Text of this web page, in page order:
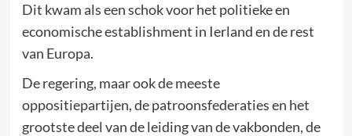
Dit kwam als een schok voor het politieke en
economische establishment in Ierland en de rest
van Europa.
De regering, maar ook de meeste
oppositiepartijen, de patroonsfederaties en het
grootste deel van de leiding van de vakbonden, de